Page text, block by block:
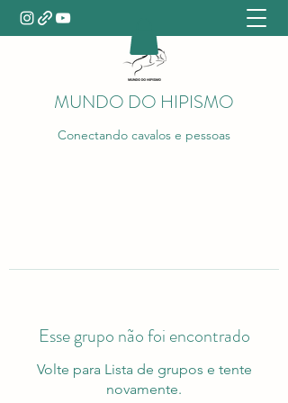
MUNDO DO HIPISMO
Conectando cavalos e pessoas
Esse grupo não foi encontrado
Volte para Lista de grupos e tente
novamente.